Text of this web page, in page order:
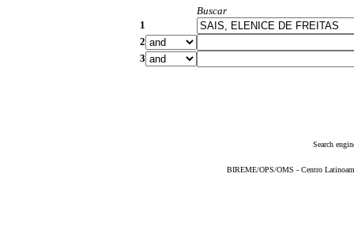
Buscar
1
2
3
Search
BIREME/OPS/OMS - Centro